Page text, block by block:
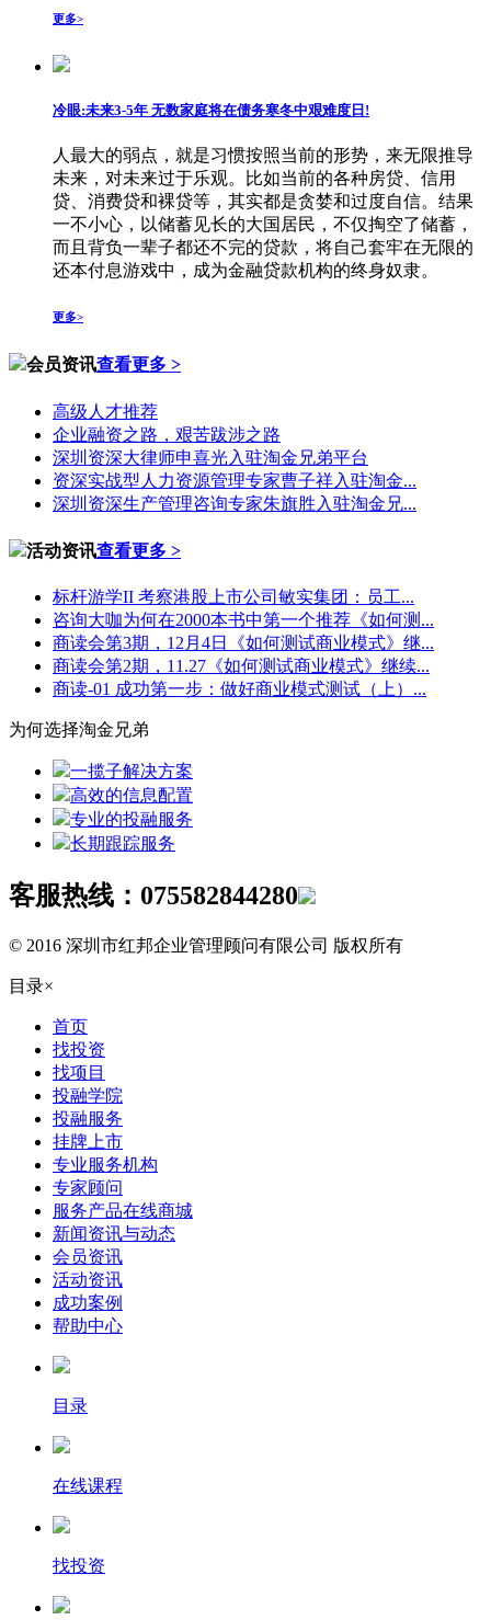
更多>
冷眼:未来3-5年 无数家庭将在债务寒冬中艰难度日!
人最大的弱点，就是习惯按照当前的形势，来无限推导
未来，对未来过于乐观。比如当前的各种房贷、信用
贷、消费贷和裸贷等，其实都是贪婪和过度自信。结果
一不小心，以储蓄见长的大国居民，不仅掏空了储蓄，
而且背负一辈子都还不完的贷款，将自己套牢在无限的
还本付息游戏中，成为金融贷款机构的终身奴隶。
更多>
会员资讯查看更多 >
高级人才推荐
企业融资之路，艰苦跋涉之路
深圳资深大律师申喜光入驻淘金兄弟平台
资深实战型人力资源管理专家曹子祥入驻淘金...
深圳资深生产管理咨询专家朱旗胜入驻淘金兄...
活动资讯查看更多 >
标杆游学II 考察港股上市公司敏实集团：员工...
咨询大咖为何在2000本书中第一个推荐《如何测...
商读会第3期，12月4日《如何测试商业模式》继...
商读会第2期，11.27《如何测试商业模式》继续...
商读-01 成功第一步：做好商业模式测试（上）...
为何选择淘金兄弟
一揽子解决方案
高效的信息配置
专业的投融服务
长期跟踪服务
客服热线： 075582844280
© 2016 深圳市红邦企业管理顾问有限公司 版权所有
目录×
首页
找投资
找项目
投融学院
投融服务
挂牌上市
专业服务机构
专家顾问
服务产品在线商城
新闻资讯与动态
会员资讯
活动资讯
成功案例
帮助中心
目录
在线课程
找投资